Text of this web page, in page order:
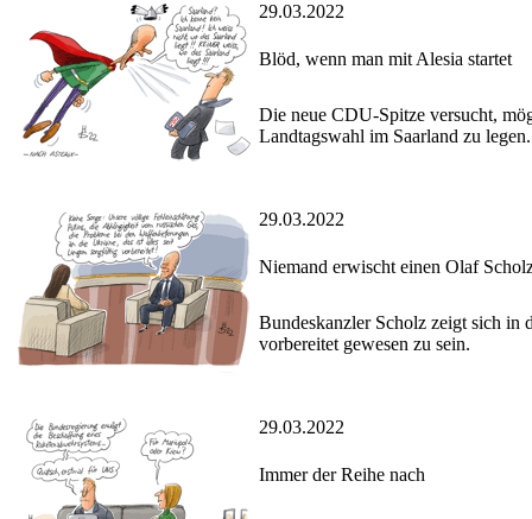
29.03.2022
Blöd, wenn man mit Alesia startet
Die neue CDU-Spitze versucht,
Landtagswahl im Saarland zu legen.
29.03.2022
Niemand erwischt einen Olaf
Bundeskanzler Scholz zeigt sich
vorbereitet gewesen zu sein.
29.03.2022
Immer der Reihe nach